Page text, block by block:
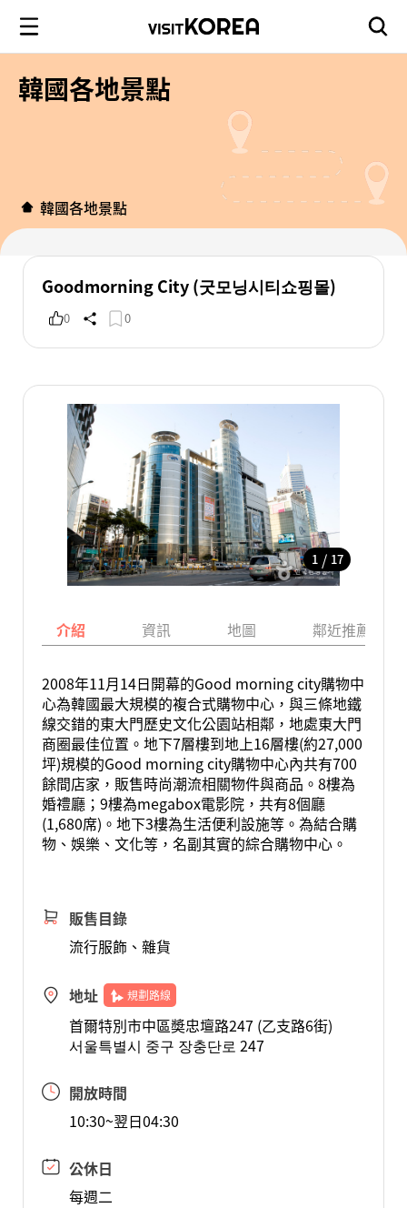
韓國各地景點
韓國各地景點
Goodmorning City (굿모닝시티쇼핑몰)
0 0
1 / 17
介紹 資訊 地圖 鄰近推薦景點
2008年11月14日開幕的Good morning city購物中
心為韓國最大規模的複合式購物中心，與三條地鐵
線交錯的東大門歷史文化公園站相鄰，地處東大門
商圈最佳位置。地下7層樓到地上16層樓(約27,000
坪)規模的Good morning city購物中心內共有700
餘間店家，販售時尚潮流相關物件與商品。8樓為
婚禮廳；9樓為megabox電影院，共有8個廳
(1,680席)。地下3樓為生活便利設施等。為結合購
物、娛樂、文化等，名副其實的綜合購物中心。
販售目錄
流行服飾、雜貨
地址 規劃路線
首爾特別市中區奬忠壇路247 (乙支路6街)
서울특별시 중구 장충단로 247
開放時間
10:30~翌日04:30
公休日
每週二